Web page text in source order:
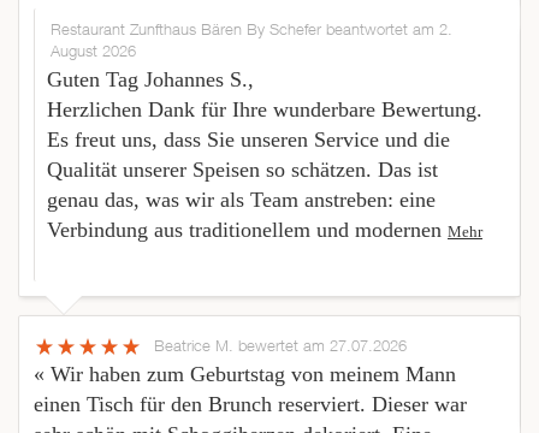
Restaurant Zunfthaus Bären By Schefer beantwortet am 2.
August 2026
Guten Tag Johannes S.,
Herzlichen Dank für Ihre wunderbare Bewertung.
Es freut uns, dass Sie unseren Service und die
Qualität unserer Speisen so schätzen. Das ist
genau das, was wir als Team anstreben: eine
Verbindung aus traditionellem und modernen Mehr
Beatrice M. bewertet am 27.07.2026
« Wir haben zum Geburtstag von meinem Mann
einen Tisch für den Brunch reserviert. Dieser war